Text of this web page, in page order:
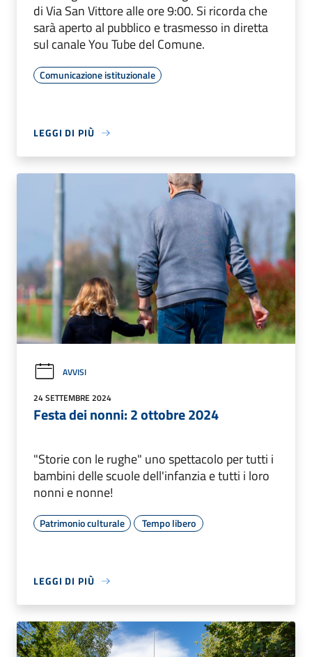
di Via San Vittore alle ore 9:00. Si ricorda che
sarà aperto al pubblico e trasmesso in diretta
sul canale You Tube del Comune.
Comunicazione istituzionale
LEGGI DI PIÙ
AVVISI
24 SETTEMBRE 2024
Festa dei nonni: 2 ottobre 2024
"Storie con le rughe" uno spettacolo per tutti i
bambini delle scuole dell'infanzia e tutti i loro
nonni e nonne!
Patrimonio culturale Tempo libero
LEGGI DI PIÙ